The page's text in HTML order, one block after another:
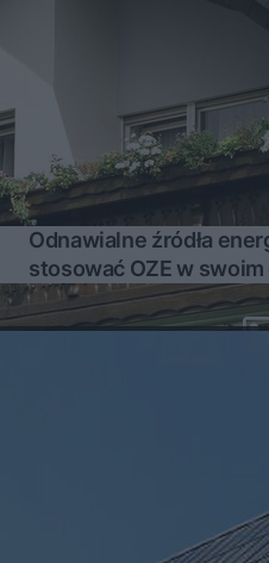
Odnawialne źródła
stosować OZE w swoim